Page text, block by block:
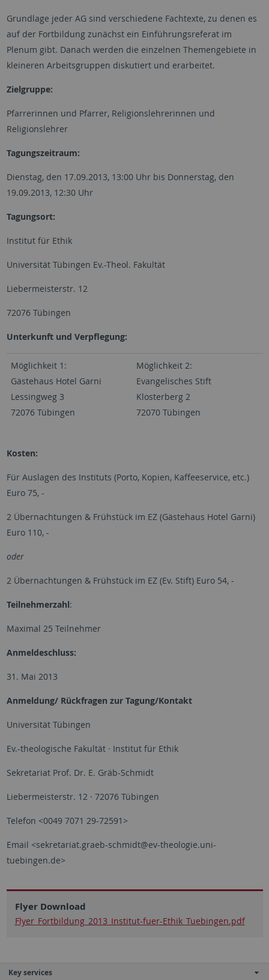
Grundlage jeder AG sind verschiedene Fachtexte, zu denen es
auf der Fortbildung zunächst ein Einführungsreferat im
Plenum gibt. Danach werden die einzelnen Themengebiete in
kleineren Arbeitsgruppen diskutiert und erarbeitet.
Zielgruppe:
Pfarrerinnen und Pfarrer, Religionslehrerinnen und
Religionslehrer
Tagungszeitraum:
Dienstag, den 17.09.2013, 13:00 Uhr bis Donnerstag, den
19.09.2013, 12:30 Uhr
Tagungsort:
Institut für Ethik
Universität Tübingen Ev.-Theol. Fakultät
Liebermeisterstr. 12
72076 Tübingen
Unterkunft und Verpflegung:
Möglichkeit 1:
Gästehaus Hotel Garni
Lessingweg 3
72076 Tübingen
Möglichkeit 2:
Evangelisches Stift
Klosterberg 2
72070 Tübingen
Kosten:
Für Auslagen des Instituts (Porto, Kopien, Kaffeeservice, etc.)
Euro 75, -
2 Übernachtungen & Frühstück im EZ (Gästehaus Hotel Garni)
Euro 110, -
oder
2 Übernachtungen & Frühstück im EZ (Ev. Stift) Euro 54, -
Teilnehmerzahl:
Maximal 25 Teilnehmer
Anmeldeschluss:
31. Mai 2013
Anmeldung/ Rückfragen zur Tagung/Kontakt
Universität Tübingen
Ev.-theologische Fakultät · Institut für Ethik
Sekretariat Prof. Dr. E. Gräb-Schmidt
Liebermeisterstr. 12 · 72076 Tübingen
Telefon <0049 7071 29-72591>
Email <sekretariat.graeb-schmidt@ev-theologie.uni-
tuebingen.de>
Flyer Download
Flyer_Fortbildung_2013_Institut-fuer-Ethik_Tuebingen.pdf
Key services